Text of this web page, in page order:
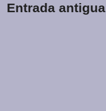
Entrada antigua